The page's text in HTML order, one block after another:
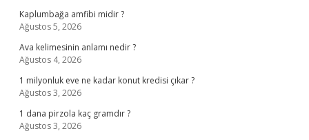
Kaplumbağa amfibi midir ?
Ağustos 5, 2026
Ava kelimesinin anlamı nedir ?
Ağustos 4, 2026
1 milyonluk eve ne kadar konut kredisi çıkar ?
Ağustos 3, 2026
1 dana pirzola kaç gramdır ?
Ağustos 3, 2026